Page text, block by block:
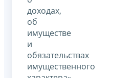
доходах,
об
имуществе
и
обязательствах
имущественного